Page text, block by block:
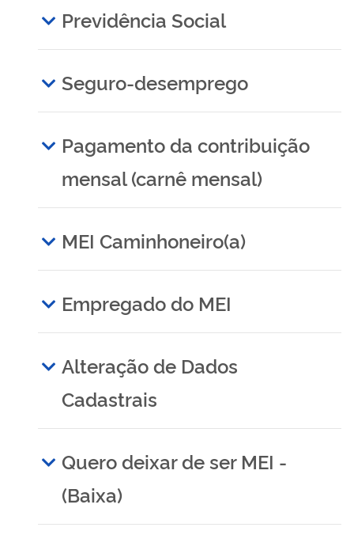
Previdência Social
Seguro-desemprego
Pagamento da contribuição
mensal (carnê mensal)
MEI Caminhoneiro(a)
Empregado do MEI
Alteração de Dados
Cadastrais
Quero deixar de ser MEI -
(Baixa)